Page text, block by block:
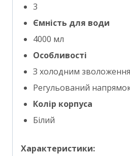
3
Ємність для води
4000 мл
Особливості
З холодним
Регульований
Колір корпуса
Білий
Характеристики: